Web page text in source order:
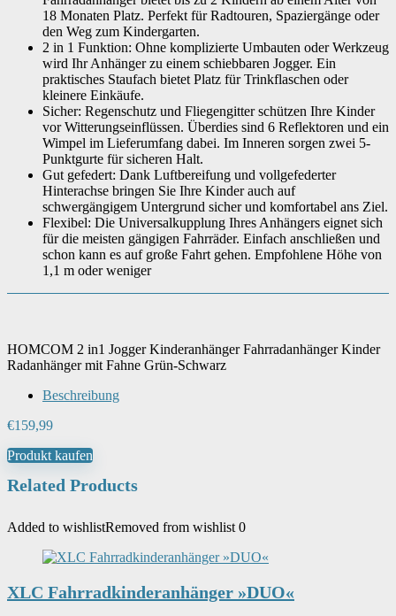
18 Monaten Platz. Perfekt für Radtouren, Spaziergänge oder
den Weg zum Kindergarten.
2 in 1 Funktion: Ohne komplizierte Umbauten oder Werkzeug
wird Ihr Anhänger zu einem schiebbaren Jogger. Ein
praktisches Staufach bietet Platz für Trinkflaschen oder
kleinere Einkäufe.
Sicher: Regenschutz und Fliegengitter schützen Ihre Kinder
vor Witterungseinflüssen. Überdies sind 6 Reflektoren und ein
Wimpel im Lieferumfang dabei. Im Inneren sorgen zwei 5-
Punktgurte für sicheren Halt.
Gut gefedert: Dank Luftbereifung und vollgefederter
Hinterachse bringen Sie Ihre Kinder auch auf
schwergängigem Untergrund sicher und komfortabel ans Ziel.
Flexibel: Die Universalkupplung Ihres Anhängers eignet sich
für die meisten gängigen Fahrräder. Einfach anschließen und
schon kann es auf große Fahrt gehen. Empfohlene Höhe von
1,1 m oder weniger
HOMCOM 2 in1 Jogger Kinderanhänger Fahrradanhänger Kinder
Radanhänger mit Fahne Grün-Schwarz
Beschreibung
€159,99
Produkt kaufen
Related Products
Added to wishlistRemoved from wishlist 0
XLC Fahrradkinderanhänger »DUO«